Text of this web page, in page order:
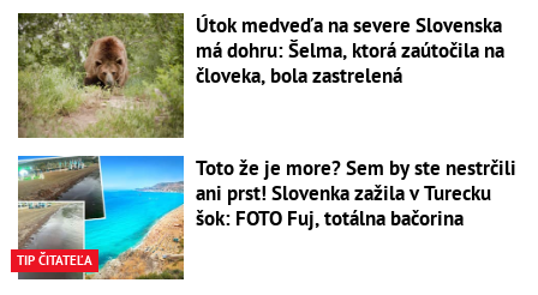
Útok medveďa na severe Slovenska
má dohru: Šelma, ktorá zaútočila na
človeka, bola zastrelená
TIP ČITATEĽA
Toto že je more? Sem by ste nestrčili
ani prst! Slovenka zažila v Turecku
šok: FOTO Fuj, totálna bačorina